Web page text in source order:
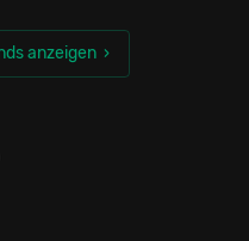
anzeigen